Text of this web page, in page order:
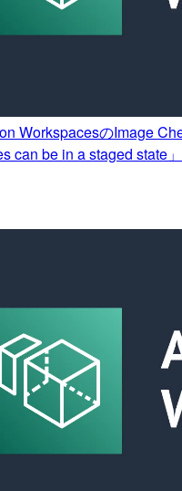
WorkspacesのImage
can be in a staged state